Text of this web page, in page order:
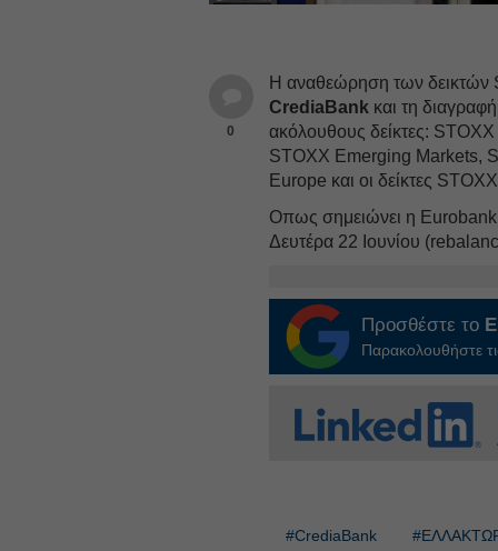
0
Η αναθεώρηση των δεικτών
CrediaBank και τη
ακόλουθους δείκτες:
STOXX Emerging Markets,
Europe και οι δείκτες
Οπως σημειώνει η Eurobank
Δευτέρα 22 Ιουνίου
Προσθέστε το
Παρακολουθήστε
#CrediaBank